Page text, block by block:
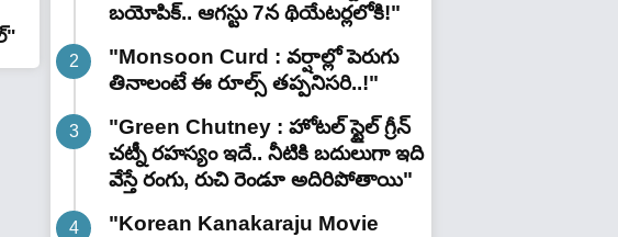
బయోపిక్.. ఆగస్టు 7న థియేటర్లలోకి!"
"Monsoon Curd : వర్షాల్లో పెరుగు
తినాలంటే ఈ రూల్స్ తప్పనిసరి..!"
"Green Chutney : హోటల్ స్టైల్ గ్రీన్
చట్నీ రహస్యం ఇదే.. నీటికి బదులుగా ఇది
వేస్తే రంగు, రుచి రెండూ అదిరిపోతాయి"
"Korean Kanakaraju Movie